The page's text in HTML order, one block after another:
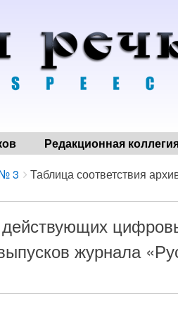
Редакционная
3 Таблица соответствия
действующих
журнала